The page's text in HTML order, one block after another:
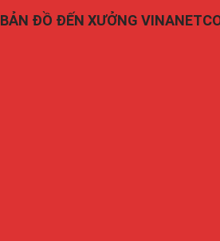
BẢN ĐỒ ĐẾN XƯỞNG